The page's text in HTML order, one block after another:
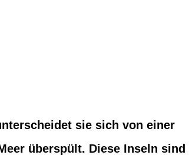
sie sich von einer
überspült. Diese Inseln sind